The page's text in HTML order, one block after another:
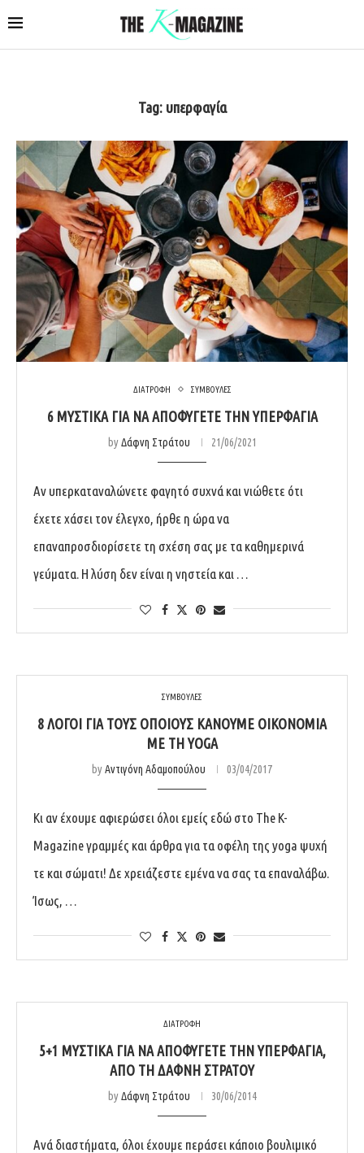
Tag: υπερφαγία
ΔΙΑΤΡΟΦΗ ΣΥΜΒΟΥΛΕΣ
6 ΜΥΣΤΙΚΆ ΓΙΑ ΝΑ ΑΠΟΦΎΓΕΤΕ ΤΗΝ ΥΠΕΡΦΑΓΊΑ
byΔάφνη Στράτου 21/06/2021
Αν υπερκαταναλώνετε φαγητό συχνά και νιώθετε ότι
έχετε χάσει τον έλεγχο, ήρθε η ώρα να
επαναπροσδιορίσετε τη σχέση σας με τα καθημερινά
γεύματα. Η λύση δεν είναι η νηστεία και …
ΣΥΜΒΟΥΛΕΣ
8 ΛΌΓΟΙ ΓΙΑ ΤΟΥΣ ΟΠΟΊΟΥΣ ΚΆΝΟΥΜΕ ΟΙΚΟΝΟΜΊΑ
ΜΕ ΤΗ YOGA
byΑντιγόνη Αδαμοπούλου 03/04/2017
Κι αν έχουμε αφιερώσει όλοι εμείς εδώ στο The K-
Magazine γραμμές και άρθρα για τα οφέλη της yoga ψυχή
τε και σώματι! Δε χρειάζεστε εμένα να σας τα επαναλάβω.
Ίσως, …
ΔΙΑΤΡΟΦΗ
5+1 ΜΥΣΤΙΚΆ ΓΙΑ ΝΑ ΑΠΟΦΎΓΕΤΕ ΤΗΝ ΥΠΕΡΦΑΓΊΑ,
ΑΠΌ ΤΗ ΔΆΦΝΗ ΣΤΡΆΤΟΥ
byΔάφνη Στράτου 30/06/2014
Ανά διαστήματα, όλοι έχουμε περάσει κάποιο βουλιμικό